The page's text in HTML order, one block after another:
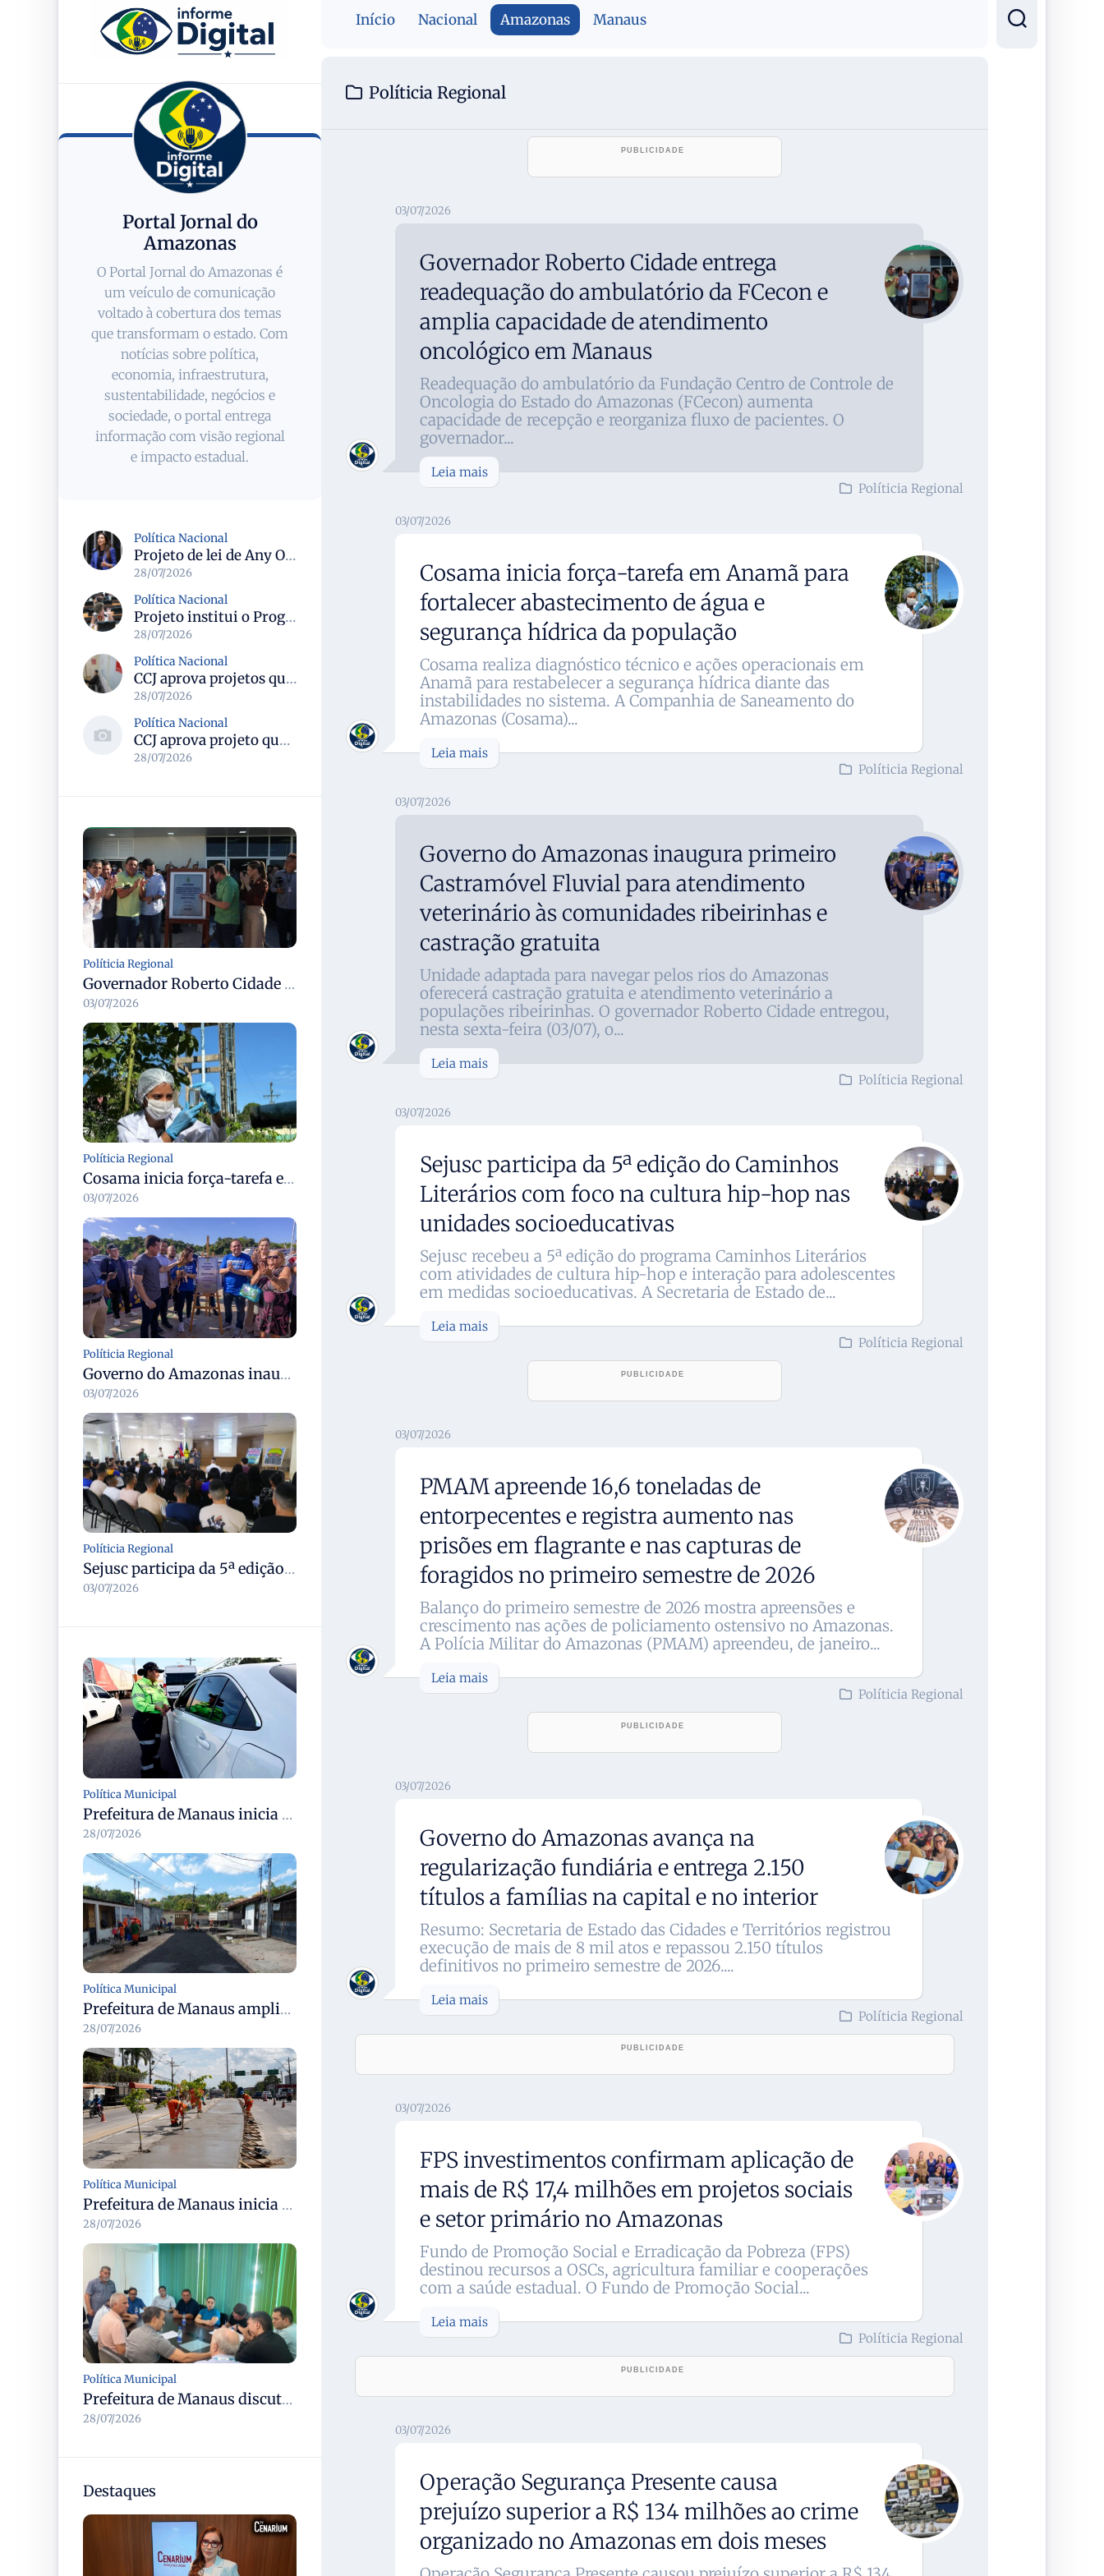
Portal Jornal do
Amazonas
O Portal Jornal do Amazonas é
um veículo de comunicação
voltado à cobertura dos temas
que transformam o estado. Com
notícias sobre política,
economia, infraestrutura,
sustentabilidade, negócios e
sociedade, o portal entrega
informação com visão regional
e impacto estadual.
Política Nacional
Projeto de lei de Any Ortiz retira obrigação de ajuste escolar para a Copa do Mundo Feminina 2027
28/07/2026
Política Nacional
Projeto institui o Programa Nacional de Apoio ao Aleitamento Humano em Emergências (Prame) na Câmara dos Deputados
28/07/2026
Política Nacional
CCJ aprova projetos que criam datas comemorativas e reconhecem Uberlândia como capital do paradesporto
28/07/2026
Política Nacional
CCJ aprova projeto que reconhece soldadinho-do-araripe como ave-símbolo da Chapada do Araripe
28/07/2026
Políticia Regional
Governador Roberto Cidade entrega readequação do ambulatório da FCecon e amplia capacidade de atendimento oncológico em Manaus
03/07/2026
Políticia Regional
Cosama inicia força-tarefa em Anamã para fortalecer abastecimento de água e segurança hídrica da população
03/07/2026
Políticia Regional
Governo do Amazonas inaugura primeiro Castramóvel Fluvial para atendimento veterinário às comunidades ribeirinhas e castração gratuita
03/07/2026
Políticia Regional
Sejusc participa da 5ª edição do Caminhos Literários com foco na cultura hip-hop nas unidades socioeducativas
03/07/2026
Política Municipal
Prefeitura de Manaus inicia operação Mobilidade Segura para reduzir sinistros com vítimas na cidade
28/07/2026
Política Municipal
Prefeitura de Manaus amplia recuperação asfáltica na rua Araci para melhorar mobilidade e segurança
28/07/2026
Política Municipal
Prefeitura de Manaus inicia revitalização dos canteiros centrais em dez corredores viários da cidade
28/07/2026
Política Municipal
Prefeitura de Manaus discute modernização do transporte complementar e renovação da frota com cooperativas
28/07/2026
Destaques
Início Nacional Amazonas Manaus
Políticia Regional
03/07/2026
Governador Roberto Cidade entrega
readequação do ambulatório da FCecon e
amplia capacidade de atendimento
oncológico em Manaus
Readequação do ambulatório da Fundação Centro de Controle de
Oncologia do Estado do Amazonas (FCecon) aumenta
capacidade de recepção e reorganiza fluxo de pacientes. O
governador...
Leia mais
Políticia Regional
03/07/2026
Cosama inicia força-tarefa em Anamã para
fortalecer abastecimento de água e
segurança hídrica da população
Cosama realiza diagnóstico técnico e ações operacionais em
Anamã para restabelecer a segurança hídrica diante das
instabilidades no sistema. A Companhia de Saneamento do
Amazonas (Cosama)...
Leia mais
Políticia Regional
03/07/2026
Governo do Amazonas inaugura primeiro
Castramóvel Fluvial para atendimento
veterinário às comunidades ribeirinhas e
castração gratuita
Unidade adaptada para navegar pelos rios do Amazonas
oferecerá castração gratuita e atendimento veterinário a
populações ribeirinhas. O governador Roberto Cidade entregou,
nesta sexta-feira (03/07), o...
Leia mais
Políticia Regional
03/07/2026
Sejusc participa da 5ª edição do Caminhos
Literários com foco na cultura hip-hop nas
unidades socioeducativas
Sejusc recebeu a 5ª edição do programa Caminhos Literários
com atividades de cultura hip-hop e interação para adolescentes
em medidas socioeducativas. A Secretaria de Estado de...
Leia mais
Políticia Regional
03/07/2026
PMAM apreende 16,6 toneladas de
entorpecentes e registra aumento nas
prisões em flagrante e nas capturas de
foragidos no primeiro semestre de 2026
Balanço do primeiro semestre de 2026 mostra apreensões e
crescimento nas ações de policiamento ostensivo no Amazonas.
A Polícia Militar do Amazonas (PMAM) apreendeu, de janeiro...
Leia mais
Políticia Regional
03/07/2026
Governo do Amazonas avança na
regularização fundiária e entrega 2.150
títulos a famílias na capital e no interior
Resumo: Secretaria de Estado das Cidades e Territórios registrou
execução de mais de 8 mil atos e repassou 2.150 títulos
definitivos no primeiro semestre de 2026....
Leia mais
Políticia Regional
03/07/2026
FPS investimentos confirmam aplicação de
mais de R$ 17,4 milhões em projetos sociais
e setor primário no Amazonas
Fundo de Promoção Social e Erradicação da Pobreza (FPS)
destinou recursos a OSCs, agricultura familiar e cooperações
com a saúde estadual. O Fundo de Promoção Social...
Leia mais
Políticia Regional
03/07/2026
Operação Segurança Presente causa
prejuízo superior a R$ 134 milhões ao crime
organizado no Amazonas em dois meses